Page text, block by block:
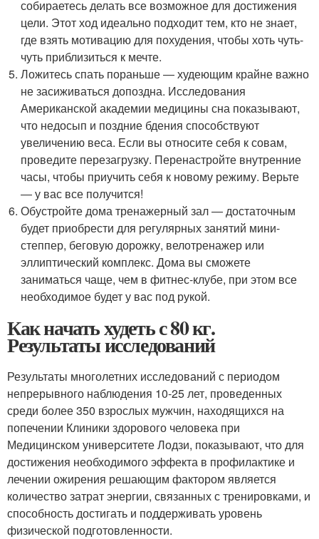
собираетесь делать все возможное для достижения
цели. Этот ход идеально подходит тем, кто не знает,
где взять мотивацию для похудения, чтобы хоть чуть-
чуть приблизиться к мечте.
Ложитесь спать пораньше ― худеющим крайне важно
не засиживаться допоздна. Исследования
Американской академии медицины сна показывают,
что недосып и поздние бдения способствуют
увеличению веса. Если вы относите себя к совам,
проведите перезагрузку. Перенастройте внутренние
часы, чтобы приучить себя к новому режиму. Верьте
― у вас все получится!
Обустройте дома тренажерный зал ― достаточным
будет приобрести для регулярных занятий мини-
степпер, беговую дорожку, велотренажер или
эллиптический комплекс. Дома вы сможете
заниматься чаще, чем в фитнес-клубе, при этом все
необходимое будет у вас под рукой.
Как начать худеть с 80 кг.
Результаты исследований
Результаты многолетних исследований с периодом
непрерывного наблюдения 10-25 лет, проведенных
среди более 350 взрослых мужчин, находящихся на
попечении Клиники здорового человека при
Медицинском университете Лодзи, показывают, что для
достижения необходимого эффекта в профилактике и
лечении ожирения решающим фактором является
количество затрат энергии, связанных с тренировками, и
способность достигать и поддерживать уровень
физической подготовленности.